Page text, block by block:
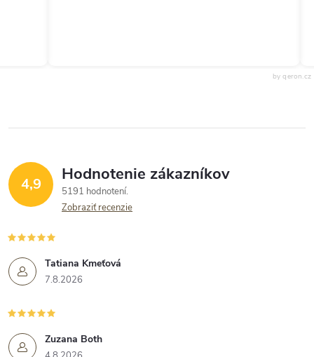
by qeron.cz
4,9 Hodnotenie zákazníkov
5191 hodnotení
Zobraziť recenzie
Tatiana Kmeťová
7.8.2026
Zuzana Both